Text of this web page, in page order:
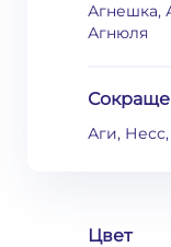
Агнешка,
Агнюля
Аги,
Цвет